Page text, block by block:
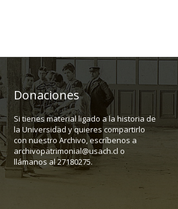
Donaciones
Si tienes material ligado a la historia de
la Universidad y quieres compartirlo
con nuestro Archivo, escríbenos a
archivopatrimonial@usach.cl o
llámanos al 27180275.